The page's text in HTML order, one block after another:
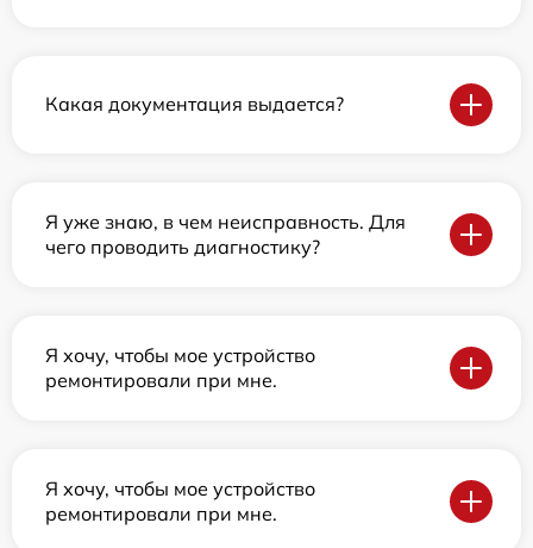
Какая документация выдается?
Я уже знаю, в чем неисправность. Для
чего проводить диагностику?
Я хочу, чтобы мое устройство
ремонтировали при мне.
Я хочу, чтобы мое устройство
ремонтировали при мне.